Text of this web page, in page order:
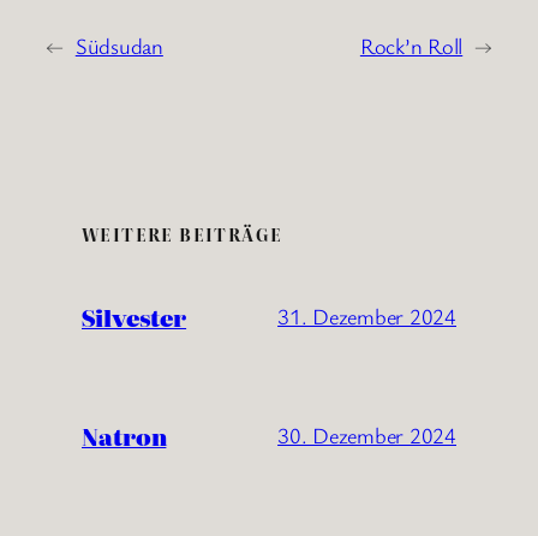
← Südsudan Rock’n Roll →
WEITERE BEITRÄGE
Silvester 31. Dezember 2024
Natron 30. Dezember 2024